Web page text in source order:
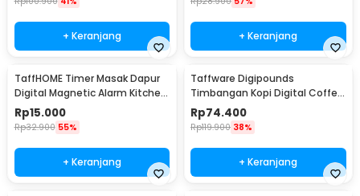
+ Keranjang + Keranjang
TaffHOME Timer Masak Dapur
Digital Magnetic Alarm Kitchen
Countdown - T10
Rp15.000
Rp32.900 55%
+ Keranjang
Taffware Digipounds
Timbangan Kopi Digital Coffee
Scale 3kg 0.1-1g - EK6002
Rp74.400
Rp119.900 38%
+ Keranjang